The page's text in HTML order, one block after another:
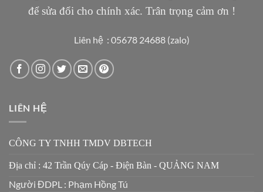
để sửa đổi cho chính xác. Trân trọng cảm ơn !
Liên hệ : 05678 24688 (zalo)
LIÊN HỆ
CÔNG TY TNHH TMDV DBTECH
Địa chỉ : 42 Trần Qúy Cáp - Điện Bàn - QUẢNG NAM
Người ĐDPL : Phạm Hồng Tú